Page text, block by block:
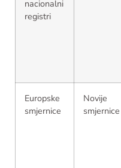
nacionalni
registri
Europske
smjernice
Novije
smjernice